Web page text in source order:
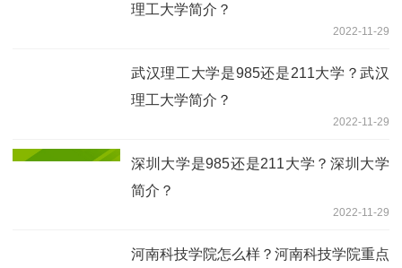
理工大学简介？
2022-11-29
武汉理工大学是985还是211大学？武汉
理工大学简介？
2022-11-29
深圳大学是985还是211大学？深圳大学
简介？
2022-11-29
河南科技学院怎么样？河南科技学院重点